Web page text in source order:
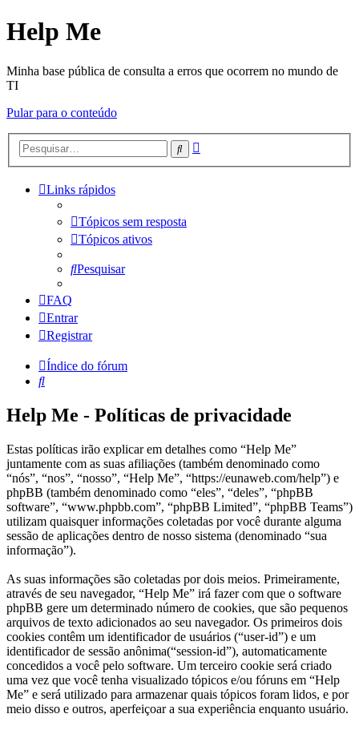
Help Me
Minha base pública de consulta a erros que ocorrem no mundo de
TI
Pular para o conteúdo
Pesquisar
Links rápidos
Tópicos sem resposta
Tópicos ativos
Pesquisar
FAQ
Entrar
Registrar
Índice do fórum
Pesquisar
Help Me - Políticas de privacidade
Estas políticas irão explicar em detalhes como “Help Me”
juntamente com as suas afiliações (também denominado como
“nós”, “nos”, “nosso”, “Help Me”, “https://eunaweb.com/help”) e
phpBB (também denominado como “eles”, “deles”, “phpBB
software”, “www.phpbb.com”, “phpBB Limited”, “phpBB Teams”)
utilizam quaisquer informações coletadas por você durante alguma
sessão de aplicações dentro de nosso sistema (denominado “sua
informação”).
As suas informações são coletadas por dois meios. Primeiramente,
através de seu navegador, “Help Me” irá fazer com que o software
phpBB gere um determinado número de cookies, que são pequenos
arquivos de texto adicionados ao seu navegador. Os primeiros dois
cookies contêm um identificador de usuários (“user-id”) e um
identificador de sessão anônima(“session-id”), automaticamente
concedidos a você pelo software. Um terceiro cookie será criado
uma vez que você tenha visualizado tópicos e/ou fóruns em “Help
Me” e será utilizado para armazenar quais tópicos foram lidos, e por
meio disso e outros, aperfeiçoar a sua experiência enquanto usuário.